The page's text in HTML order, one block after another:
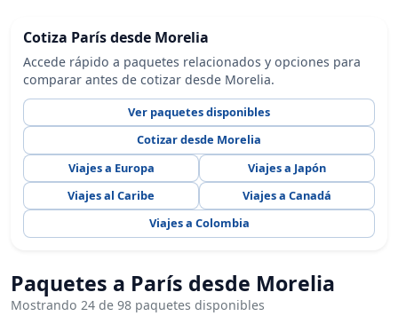
Cotiza París desde Morelia
Accede rápido a paquetes relacionados y opciones para
comparar antes de cotizar desde Morelia.
Ver paquetes disponibles
Cotizar desde Morelia
Viajes a Europa
Viajes a Japón
Viajes al Caribe
Viajes a Canadá
Viajes a Colombia
Paquetes a París desde Morelia
Mostrando 24 de 98 paquetes disponibles